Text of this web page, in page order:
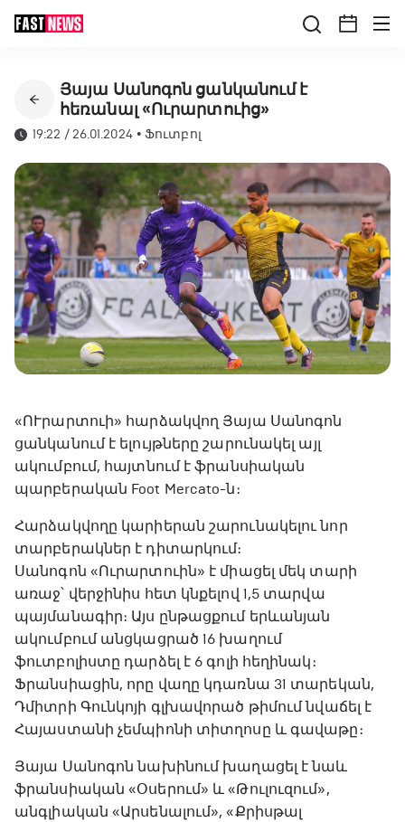
Յայա Սանոգոն ցանկանում է
հեռանալ «Ուրարտուից»
19:22 / 26.01.2024 •Ֆուտբոլ
«ՈՒրարտուի» հարձակվող Յայա Սանոգոն
ցանկանում է ելույթները շարունակել այլ
ակումբում, հայտնում է ֆրանսիական
պարբերական Foot Mercato-ն։
Հարձակվողը կարիերան շարունակելու նոր
տարբերակներ է դիտարկում։
Սանոգոն «Ուրարտուին» է միացել մեկ տարի
առաջ՝ վերջինիս հետ կնքելով 1,5 տարվա
պայմանագիր։ Այս ընթացքում երևանյան
ակումբում անցկացրած 16 խաղում
ֆուտբոլիստը դարձել է 6 գոլի հեղինակ։
Ֆրանսիացին, որը վաղը կդառնա 31 տարեկան,
Դմիտրի Գունկոյի գլխավորած թիմում նվաճել է
Հայաստանի չեմպիոնի տիտղոսը և գավաթը։
Յայա Սանոգոն նախինում խաղացել է նաև
ֆրանսիական «Օսերում» և «Թուլուզում»,
անգլիական «Արսենալում», «Քրիսթալ